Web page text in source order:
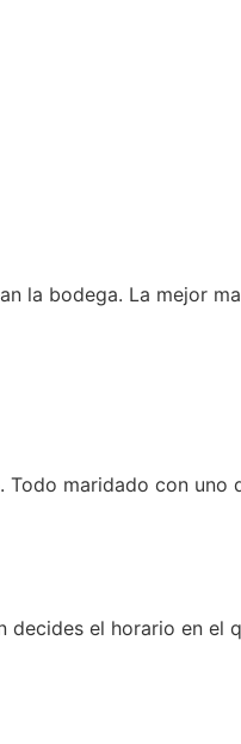
la bodega. La mejor
maridado con uno
el horario en el